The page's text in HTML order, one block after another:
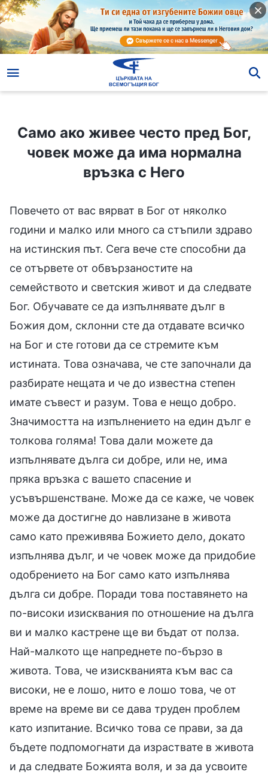
Само ако живее често пред Бог,
човек може да има нормална
връзка с Него
Повечето от вас вярват в Бог от няколко
години и малко или много са стъпили здраво
на истинския път. Сега вече сте способни да
се отървете от обвързаностите на
семейството и светския живот и да следвате
Бог. Обучавате се да изпълнявате дълг в
Божия дом, склонни сте да отдавате всичко
на Бог и сте готови да се стремите към
истината. Това означава, че сте започнали да
разбирате нещата и че до известна степен
имате съвест и разум. Това е нещо добро.
Значимостта на изпълнението на един дълг е
толкова голяма! Това дали можете да
изпълнявате дълга си добре, или не, има
пряка връзка с вашето спасение и
усъвършенстване. Може да се каже, че човек
може да достигне до навлизане в живота
само като преживява Божието дело, докато
изпълнява дълг, и че човек може да придобие
одобрението на Бог само като изпълнява
дълга си добре. Поради това поставянето на
по-високи изисквания по отношение на дълга
ви и малко кастрене ще ви бъдат от полза.
Най-малкото ще напреднете по-бързо в
живота. Това, че изискванията към вас са
високи, не е лошо, нито е лошо това, че от
време на време ви се дава труден проблем
като изпитание. Всичко това се прави, за да
бъдете подпомогнати да израствате в живота
и да следвате Божията воля, и за да усвоите